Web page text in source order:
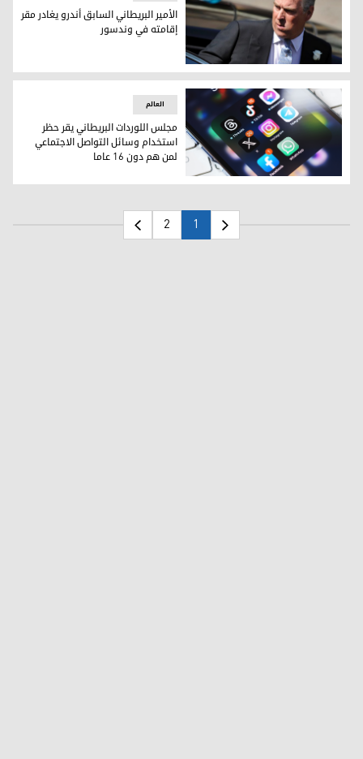
الأمير البريطاني السابق أندرو يغادر مقر إقامته في وندسور
الأمير البريطاني السابق أندرو يغادر مقر
إقامته في وندسور
مجلس اللوردات البريطاني يقر حظر استخدام وسائل التواصل
العالم
مجلس اللوردات البريطاني يقر حظر
استخدام وسائل التواصل الاجتماعي
لمن هم دون 16 عاما
1
2